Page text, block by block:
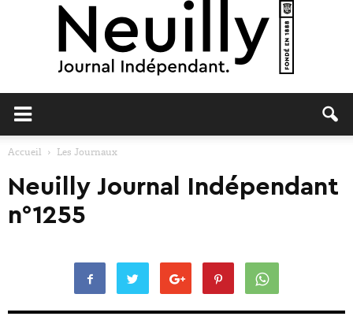
Journal
Accueil Les Journaux
Neuilly Journal Indépendant
n°1255